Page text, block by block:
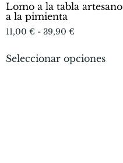
Lomo a la tabla artesano
a la pimienta
11,00 € - 39,90 €
Seleccionar opciones